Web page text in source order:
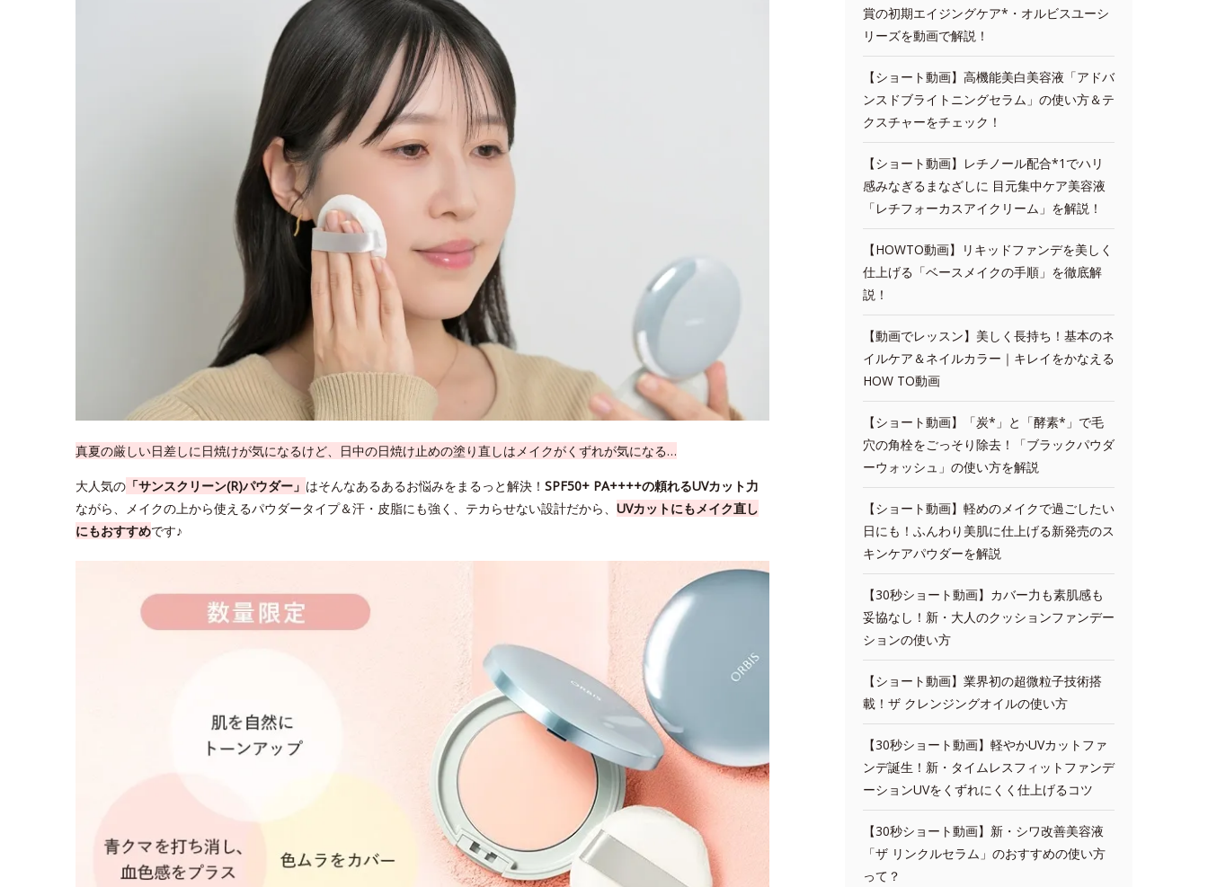
真夏の厳しい日差しに日焼けが気になるけど、日中の日焼け止めの塗り直しはメイクがくずれが気になる…
大人気の 「サンスクリーン(R)パウダー」 はそんなあるあるお悩みをまるっと解決！ SPF50+ PA++++の頼れるUVカット力
ながら、メイクの上から使えるパウダータイプ＆汗・皮脂にも強く、テカらせない設計だから、 UVカットにもメイク直し
にもおすすめです♪
賞の初期エイジングケア*・オルビスユーシ
リーズを動画で解説！
【ショート動画】高機能美白美容液「アドバ
ンスドブライトニングセラム」の使い方＆テ
クスチャーをチェック！
【ショート動画】レチノール配合*1でハリ
感みなぎるまなざしに 目元集中ケア美容液
「レチフォーカスアイクリーム」を解説！
【HOWTO動画】リキッドファンデを美しく
仕上げる「ベースメイクの手順」を徹底解
説！
【動画でレッスン】美しく長持ち！基本のネ
イルケア＆ネイルカラー｜キレイをかなえる
HOW TO動画
【ショート動画】「炭*」と「酵素*」で毛
穴の角栓をごっそり除去！「ブラックパウダ
ーウォッシュ」の使い方を解説
【ショート動画】軽めのメイクで過ごしたい
日にも！ふんわり美肌に仕上げる新発売のス
キンケアパウダーを解説
【30秒ショート動画】カバー力も素肌感も
妥協なし！新・大人のクッションファンデー
ションの使い方
【ショート動画】業界初の超微粒子技術搭
載！ザ クレンジングオイルの使い方
【30秒ショート動画】軽やかUVカットファ
ンデ誕生！新・タイムレスフィットファンデ
ーションUVをくずれにくく仕上げるコツ
【30秒ショート動画】新・シワ改善美容液
「ザ リンクルセラム」のおすすめの使い方
って？